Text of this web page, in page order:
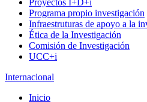
Proyectos I+D+i
Programa propio investigación
Infraestruturas de apoyo a la
Ética de la Investigación
Comisión de Investigación
UCC+i
Internacional
Inicio